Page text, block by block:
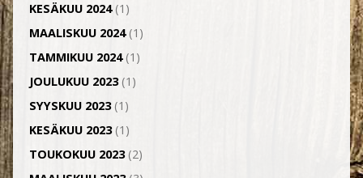
KESÄKUU 2024(1)
MAALISKUU 2024(1)
TAMMIKUU 2024(1)
JOULUKUU 2023(1)
SYYSKUU 2023(1)
KESÄKUU 2023(1)
TOUKOKUU 2023(2)